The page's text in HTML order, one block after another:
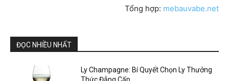
Tổng hợp: mebauvabe.net
ĐỌC NHIỀU NHẤT
Ly Champagne: Bí Quyết Chọn Ly Thưởng